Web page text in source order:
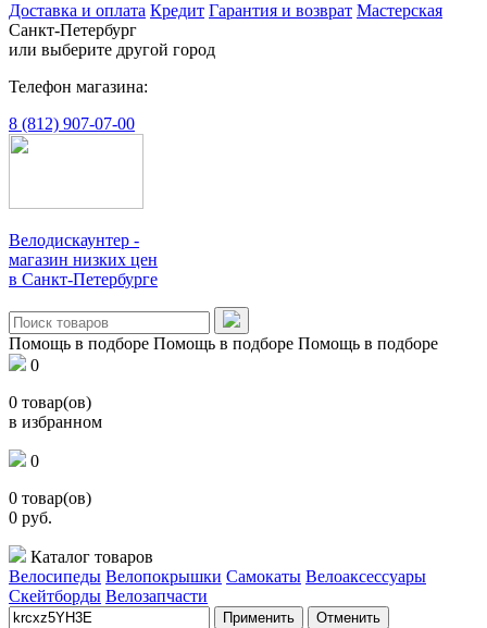
Доставка и оплата Кредит Гарантия и возврат Мастерская
Санкт-Петербург
или выберите другой город
Телефон магазина:
8 (812) 907-07-00
Велодискаунтер -
магазин низких цен
в Санкт-Петербурге
Помощь в подборе Помощь в подборе Помощь в подборе
0
0 товар(ов)
в избранном
0
0 товар(ов)
0 руб.
Каталог товаров
Велосипеды Велопокрышки Самокаты Велоаксессуары
Скейтборды Велозапчасти
Применить Отменить